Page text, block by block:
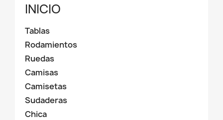
INICIO
Tablas
Rodamientos
Ruedas
Camisas
Camisetas
Sudaderas
Chica